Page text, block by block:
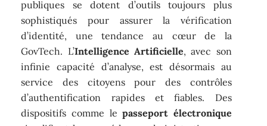
publiques se dotent d’outils toujours plus
sophistiqués pour assurer la vérification
d’identité, une tendance au cœur de la
GovTech. L’Intelligence Artificielle, avec son
infinie capacité d’analyse, est désormais au
service des citoyens pour des contrôles
d’authentification rapides et fiables. Des
dispositifs comme lepasseport électronique